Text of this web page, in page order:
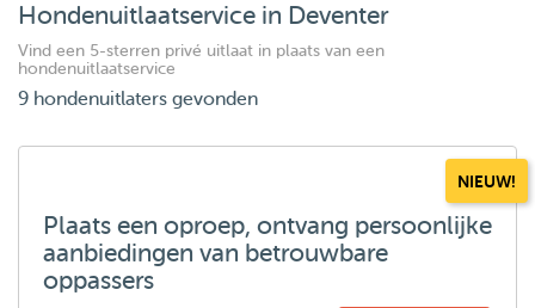
Hondenuitlaatservice in Deventer
Vind een 5-sterren privé uitlaat in plaats van een
hondenuitlaatservice
9 hondenuitlaters gevonden
NIEUW!
Plaats een oproep, ontvang persoonlijke
aanbiedingen van betrouwbare
oppassers